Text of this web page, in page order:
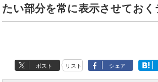
たい部分を常に表示させておく
ポスト リスト シェア